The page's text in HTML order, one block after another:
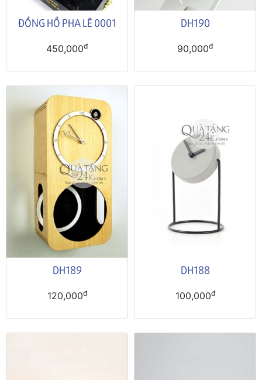
ĐỒNG HỒ PHA LÊ 0001
450,000đ
DH190
90,000đ
DH189
120,000đ
DH188
100,000đ